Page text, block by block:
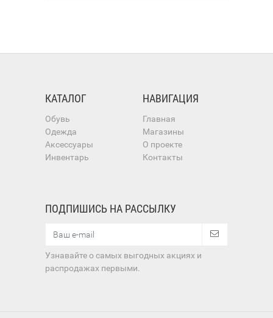
КАТАЛОГ
Обувь
Одежда
Аксессуары
Инвентарь
НАВИГАЦИЯ
Главная
Магазины
О проекте
Контакты
ПОДПИШИСЬ НА РАССЫЛКУ
Узнавайте о самых выгодных акциях и
распродажах первыми.